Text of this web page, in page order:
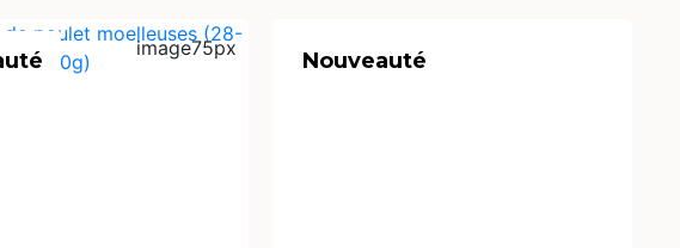
Nouveauté